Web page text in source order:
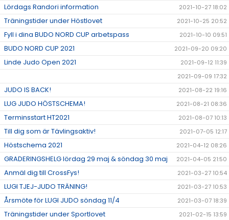
Lördags Randori information 2021-10-27 18:02
Träningstider under Höstlovet 2021-10-25 20:52
Fyll i dina BUDO NORD CUP arbetspass 2021-10-10 09:51
BUDO NORD CUP 2021 2021-09-20 09:20
Linde Judo Open 2021
2021-09-12 11:39
2021-09-09 17:32
JUDO IS BACK! 2021-08-22 19:16
LUG JUDO HÖSTSCHEMA! 2021-08-21 08:36
Terminsstart HT2021 2021-08-07 10:13
Till dig som är Tävlingsaktiv! 2021-07-05 12:17
Höstschema 2021 2021-04-12 08:26
GRADERINGSHELG lördag 29 maj & söndag 30 maj 2021-04-05 21:50
Anmäl dig till CrossFys! 2021-03-27 10:54
LUGI TJEJ-JUDO TRÄNING! 2021-03-27 10:53
Årsmöte för LUGI JUDO söndag 11/4 2021-03-07 18:39
Träningstider under Sportlovet 2021-02-15 13:59